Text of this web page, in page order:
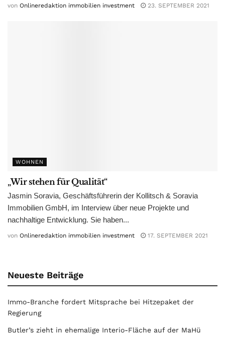
von Onlineredaktion immobilien investment 23. SEPTEMBER 2021
WOHNEN
„Wir stehen für Qualität“
Jasmin Soravia, Geschäftsführerin der Kollitsch & Soravia
Immobilien GmbH, im Interview über neue Projekte und
nachhaltige Entwicklung. Sie haben...
von Onlineredaktion immobilien investment 17. SEPTEMBER 2021
Neueste Beiträge
Immo-Branche fordert Mitsprache bei Hitzepaket der
Regierung
Butler’s zieht in ehemalige Interio-Fläche auf der MaHü